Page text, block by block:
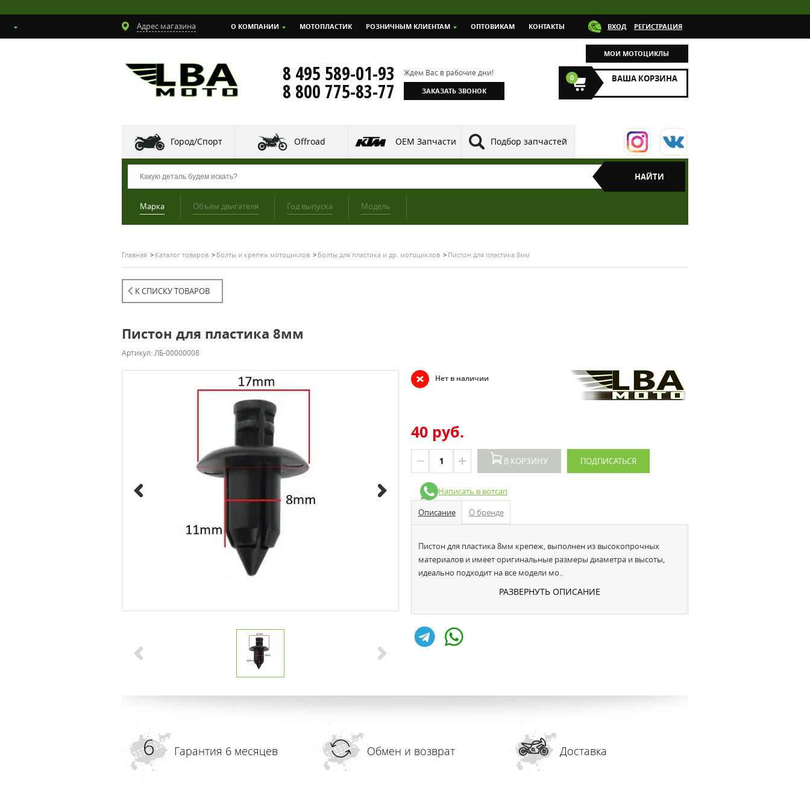
Адрес магазина О КОМПАНИИ МОТОПЛАСТИК РОЗНИЧНЫМ КЛИЕНТАМ ОПТОВИКАМ КОНТАКТЫ ВХОД РЕГИСТРАЦИЯ
МОИ МОТОЦИКЛЫ
8 495 589-01-93
8 800 775-83-77
Ждем Вас в рабочие дни!
ЗАКАЗАТЬ ЗВОНОК
0 ВАША КОРЗИНА
Город/Спорт Offroad OEM Запчасти Подбор запчастей
Марка Объём двигателя Год выпуска Модель
Главная Каталог товаров Болты и крепеж мотоциклов Болты для пластика и др. мотоциклов Пистон для пластика 8мм
К СПИСКУ ТОВАРОВ
Пистон для пластика 8мм
Артикул: ЛБ-00000008
Нет в наличии
40 руб.
В КОРЗИНУ ПОДПИСАТЬСЯ
Написать в вотсап
Описание
Пистон для пластика 8мм крепеж, выполнен из высокопрочных
материалов и имеет оригинальные размеры диаметра и высоты,
идеально подходит на все модели мо..
РАЗВЕРНУТЬ ОПИСАНИЕ
О бренде
Гарантия 6 месяцев Обмен и возврат Доставка